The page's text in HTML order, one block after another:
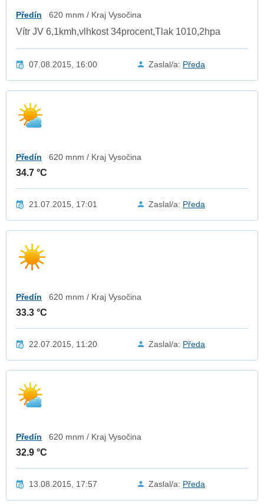
Předín 620 mnm / Kraj Vysočina
Vítr JV 6,1kmh,vlhkost 34procent,Tlak 1010,2hpa
07.08.2015, 16:00 Zaslal/a: Předa
Předín 620 mnm / Kraj Vysočina
34.7 °C
21.07.2015, 17:01 Zaslal/a: Předa
Předín 620 mnm / Kraj Vysočina
33.3 °C
22.07.2015, 11:20 Zaslal/a: Předa
Předín 620 mnm / Kraj Vysočina
32.9 °C
13.08.2015, 17:57 Zaslal/a: Předa